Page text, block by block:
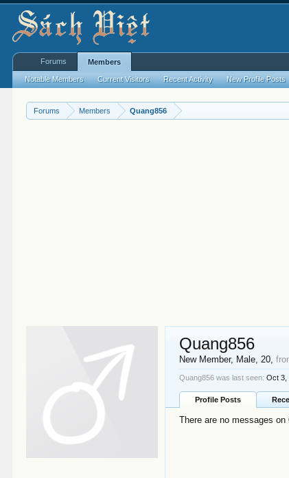
Forums Members Quang856
Quang856
New Member, Male, 20,
Quang856 was last seen: Oct 3,
Profile Posts
There are no messages
Forums Members
Notable Members Current Visitors Recent Activity New Profile Posts